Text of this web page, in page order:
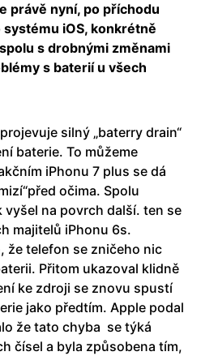
právě nyní, po příchodu
iOS, konkrétně
s drobnými změnami
s baterií u všech
silný „baterry drain“
baterie. To můžeme
iPhonu 7 plus se dá
očima. Spolu
na povrch další. ten se
majitelů iPhonu 6s.
že telefon se zničeho nic
Přitom ukazoval klidně
ke zdroji se znovu spustí
jako předtím. Apple podal
že tato chyba se týká
čísel a byla způsobena tím,